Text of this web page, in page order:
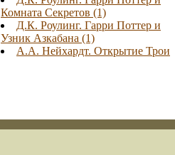
Комната Секретов (1)
Д.К. Роулинг. Гарри Поттер и
Узник Азкабана (1)
А.А. Нейхардт. Открытие Трои